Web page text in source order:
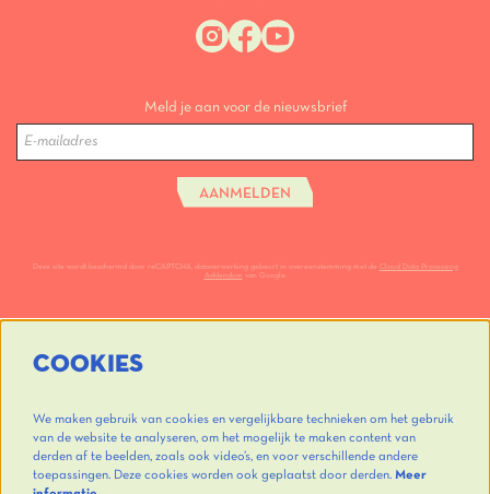
Meld je aan voor de nieuwsbrief
AANMELDEN
Deze site wordt beschermd door reCAPTCHA, dataverwerking gebeurt in overeenstemming met de Cloud Data Processing
Addendum van Google.
COOKIES
We maken gebruik van cookies en vergelijkbare technieken om het gebruik
van de website te analyseren, om het mogelijk te maken content van
derden af te beelden, zoals ook video’s, en voor verschillende andere
toepassingen. Deze cookies worden ook geplaatst door derden. Meer